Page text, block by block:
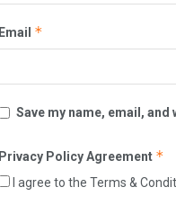
Email *
Save my name, email,
Privacy Policy Agreement *
I agree to the Terms &